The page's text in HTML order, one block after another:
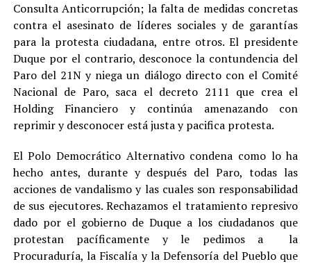
Consulta Anticorrupción; la falta de medidas concretas
contra el asesinato de líderes sociales y de garantías
para la protesta ciudadana, entre otros. El presidente
Duque por el contrario, desconoce la contundencia del
Paro del 21N y niega un diálogo directo con el Comité
Nacional de Paro, saca el decreto 2111 que crea el
Holding Financiero y continúa amenazando con
reprimir y desconocer está justa y pacifica protesta.
El Polo Democrático Alternativo condena como lo ha
hecho antes, durante y después del Paro, todas las
acciones de vandalismo y las cuales son responsabilidad
de sus ejecutores. Rechazamos el tratamiento represivo
dado por el gobierno de Duque a los ciudadanos que
protestan pacíficamente y le pedimos a la
Procuraduría, la Fiscalía y la Defensoría del Pueblo que